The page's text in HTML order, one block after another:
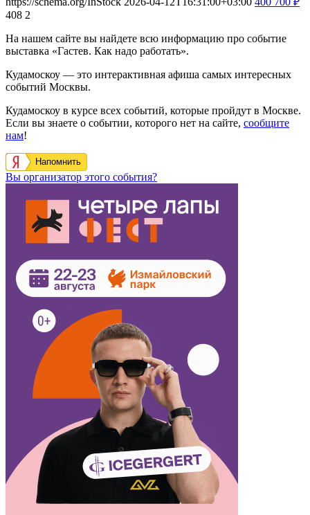
408 2
На нашем сайте вы найдете всю информацию про событие
выставка «Гастев. Как надо работать».
Кудамоскоу — это интерактивная афиша самых интересных
событий Москвы.
Кудамоскоу в курсе всех событий, которые пройдут в Москве.
Если вы знаете о событии, которого нет на сайте, сообщите
нам!
Напомнить
Вы организатор этого события?